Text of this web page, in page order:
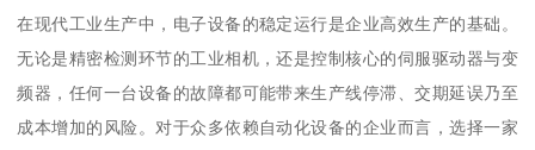
在现代工业生产中，电子设备的稳定运行是企业高效生产的基础。
无论是精密检测环节的工业相机，还是控制核心的伺服驱动器与变
频器，任何一台设备的故障都可能带来生产线停滞、交期延误乃至
成本增加的风险。对于众多依赖自动化设备的企业而言，选择一家